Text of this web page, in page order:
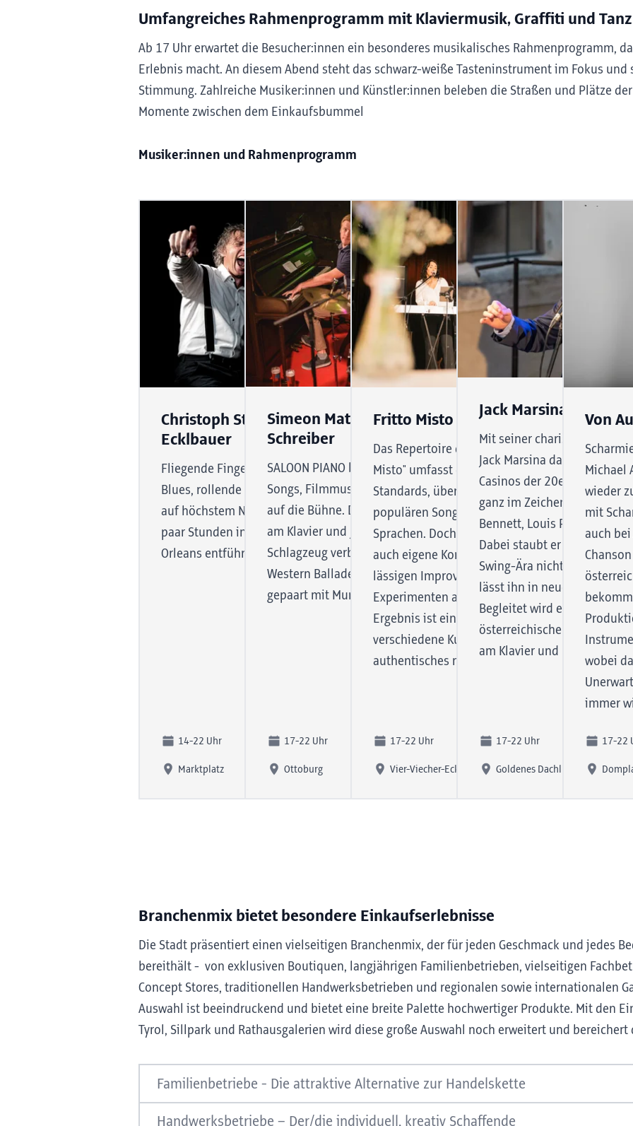
Heu & Stroh
Das Mikruli
Stastny Bürsten
Xcoloat
Tiroler Edles
House of Tea & Coffee
Umfangreiches Rahmenprogramm mit Klaviermusik, Graffiti und
Ab 17 Uhr erwartet die Besucher:innen ein besonderes musikalisches Rahmenprogramm,
Erlebnis macht. An diesem Abend steht das schwarz-weiße Tasteninstrument im Fokus
Stimmung. Zahlreiche Musiker:innen und Künstler:innen beleben die Straßen und Plätze
Momente zwischen dem Einkaufsbummel
Musiker:innen und Rahmenprogramm
Christoph Steinbach & Daniel
Ecklbauer
Fliegende Finger, stampfende Füße, feinster
Blues, rollende Bässe und Entertainment
auf höchstem Niveau. Lassen sie sich für ein
paar Stunden in die Welt des alten New
Orleans entführen.
14-22 Uhr
Marktplatz
Simeon Matlack & Jan-Hendrik
Schreiber
SALOON PIANO bringt Ragtime, Cowboy-
Songs, Filmmusik und Eigenkomposition
auf die Bühne. Das Duo mit Simeon Matlack
am Klavier und Jan-Hendrik Schreiber am
Schlagzeug verbindet fetzige Rags und alte
Western Balladen mit Improvisation,
gepaart mit Mundharmonika und Gesang.
17-22 Uhr
Ottoburg
Fritto Misto
Das Repertoire der vielseitigen Band "Fritto
Misto" umfasst eine breite Palette von Jazz
Standards, über Latin Jazz bis hin zu
populären Songs in unterschiedlichen
Sprachen. Doch "Fritto Misto" präsentiert
auch eigene Kompositionen, die mit
lässigen Improvisationen und groovigen
Experimenten angereichert sind. Das
Ergebnis ist eine musikalische Reise durch
verschiedene Kulturen, die ein
authentisches mediterranes Flair vermittelt.
17-22 Uhr
Vier-Viecher-Eck
Jack Marsina
Mit seiner charismatischen
Jack Marsina das Publikum
Casinos der 20er, 30er, 40er
ganz im Zeichen von Frank
Bennett, Louis Prima und
Dabei staubt er den Sound
Swing-Ära nicht einfach nur
lässt ihn in neuem Glanz
Begleitet wird er von zwei
österreichischen Jazzszene:
am Klavier und Philipp Zarfl
17-22 Uhr
Goldenes Dachl
Von
Michael
wieder
mit
auch bei
wobei
immer
17-22
Branchenmix bietet besondere Einkaufserlebnisse
Die Stadt präsentiert einen vielseitigen Branchenmix, der für jeden Geschmack und jedes
bereithält - von exklusiven Boutiquen, langjährigen Familienbetrieben, vielseitigen
Concept Stores, traditionellen Handwerksbetrieben und regionalen sowie internationalen
Auswahl ist beeindruckend und bietet eine breite Palette hochwertiger Produkte. Mit den
Tyrol, Sillpark und Rathausgalerien wird diese große Auswahl noch erweitert und bereichert
Familienbetriebe - Die attraktive Alternative zur Handelskette
Eine der wichtigsten Merkmale von familiengeführten Betrieben ist ihre regionale
Handwerksbetriebe – Der/die individuell, kreativ Schaffende